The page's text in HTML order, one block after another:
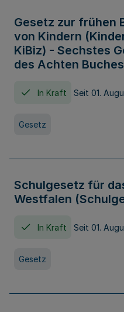
Gesetz zur frühen
von Kindern
KiBiz) - Sechstes
des Achten
In Kraft Seit 01.
Gesetz
Schulgesetz für
Westfalen
In Kraft Seit 01.
Gesetz